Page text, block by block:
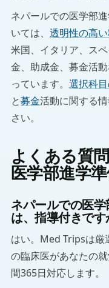
ネパールでの医学部
いては、 透明性の高
米国、イタリア、ス
金、助成金、募金活
っています。 選択科
と募金活動に関する
さい。
よくある質
医学部進学
ネパールでの医
は、指導付きです
はい。Med Tripsは厳
の臨床医があなたの
間365日対応します。